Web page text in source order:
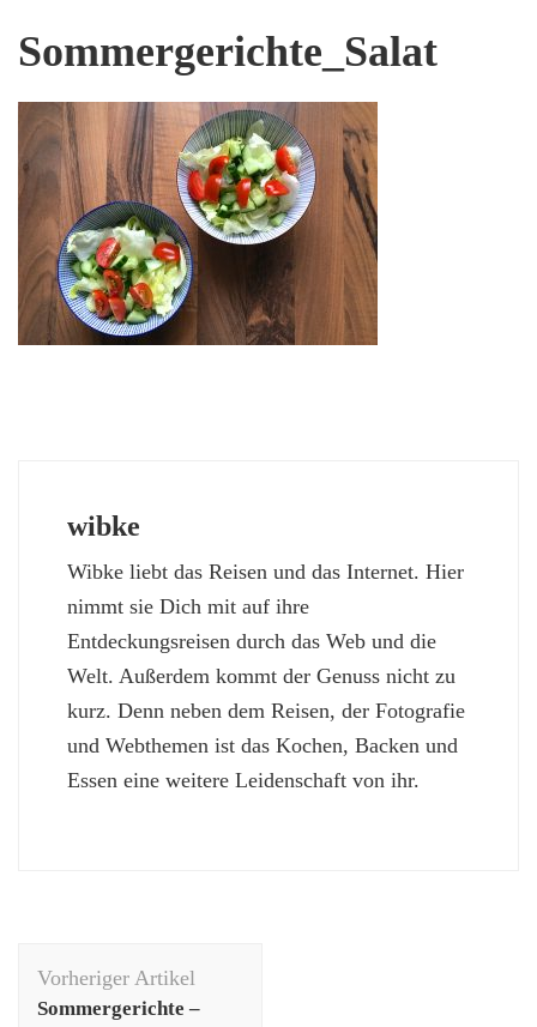
Sommergerichte_Salat
wibke
Wibke liebt das Reisen und das Internet. Hier
nimmt sie Dich mit auf ihre
Entdeckungsreisen durch das Web und die
Welt. Außerdem kommt der Genuss nicht zu
kurz. Denn neben dem Reisen, der Fotografie
und Webthemen ist das Kochen, Backen und
Essen eine weitere Leidenschaft von ihr.
Vorheriger Artikel
Sommergerichte –